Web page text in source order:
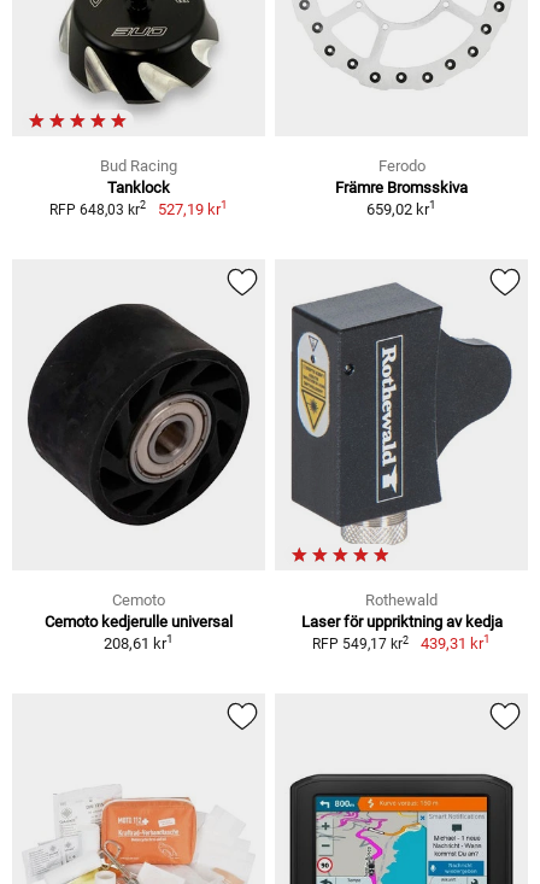
Bud Racing
Tanklock
RFP 648,03 kr2 527,19 kr1
Ferodo
Främre Bromsskiva
659,02 kr1
Cemoto
Cemoto kedjerulle universal
208,61 kr1
Rothewald
Laser för uppriktning av kedja
RFP 549,17 kr2 439,31 kr1